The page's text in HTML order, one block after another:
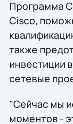
Программа
Cisco,
также
инвестиции
сетевые
"Сейчас мы
моментов -